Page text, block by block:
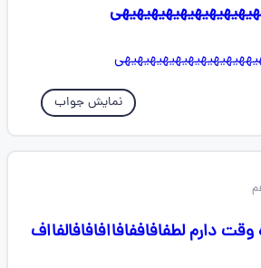
نمایش جواب
دارم لطفافاففافاافافافالفااف